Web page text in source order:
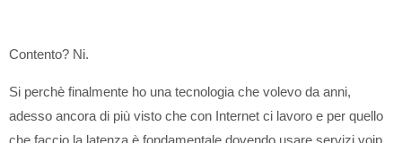
Contento? Ni.
Si perchè finalmente ho una tecnologia che volevo da anni,
adesso ancora di più visto che con Internet ci lavoro e per quello